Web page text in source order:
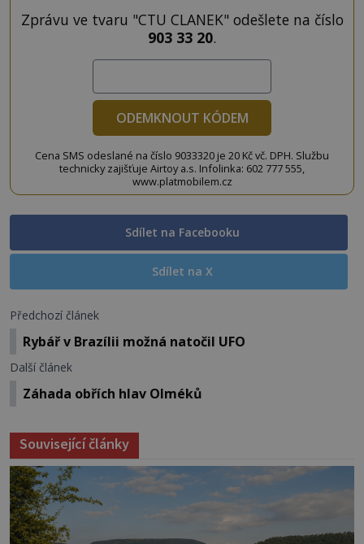
Zprávu ve tvaru "CTU CLANEK" odešlete na číslo
903 33 20.
ODEMKNOUT KÓDEM
Cena SMS odeslané na číslo 9033320 je 20 Kč vč. DPH. Službu
technicky zajišťuje Airtoy a.s. Infolinka: 602 777 555,
www.platmobilem.cz
Sdílet na Facebooku
Sdílet na X
Předchozí článek
Rybář v Brazílii možná natočil UFO
Další článek
Záhada obřích hlav Olméků
Související články